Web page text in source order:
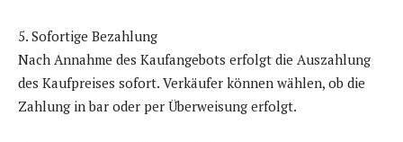
5. Sofortige Bezahlung
Nach Annahme des Kaufangebots erfolgt die Auszahlung
des Kaufpreises sofort. Verkäufer können wählen, ob die
Zahlung in bar oder per Überweisung erfolgt.